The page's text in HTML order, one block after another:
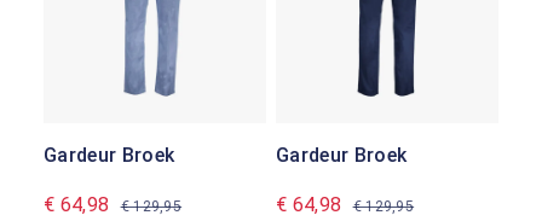
Gardeur Broek
€ 64,98 € 129,95
Gardeur Broek
€ 64,98 € 129,95